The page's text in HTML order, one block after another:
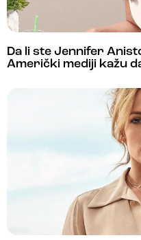
Da li ste Jennifer
Američki mediji kažu